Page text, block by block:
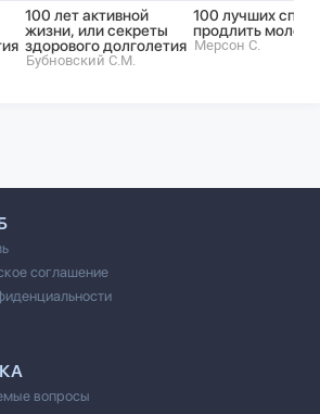
100 лет активной
жизни, или секреты
здорового долголетия
Бубновский С.М.
100 лучших
продлить
Мерсон С.
соглашение
вопросы